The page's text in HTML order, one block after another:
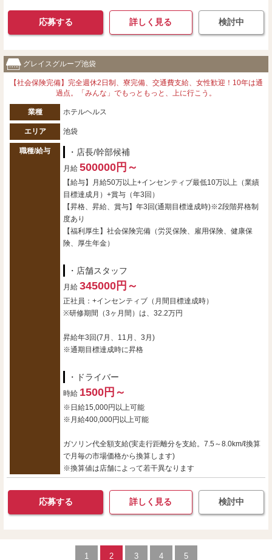
応募する 詳しく見る 検討中
グレイスグループ池袋
【社会保険完備】完全週休2日制、寮完備、交通費支給、女性歓迎！10年は通
過点。「みんな」でもっともっと、上に行こう。
業種 ホテルヘルス
エリア 池袋
職種/給与 ・店長/幹部候補
月給 500000円～
【給与】月給50万以上+インセンティブ最低10万以上（業績
目標達成月）+賞与（年3回）
【昇格、昇給、賞与】年3回(通期目標達成時)※2段階昇格制
度あり
【福利厚生】社会保険完備（労災保険、雇用保険、健康保
険、厚生年金）
・店舗スタッフ
月給 345000円～
正社員：+インセンティブ（月間目標達成時）
※研修期間（3ヶ月間）は、32.2万円
昇給年3回(7月、11月、3月)
※通期目標達成時に昇格
・ドライバー
時給 1500円～
※日給15,000円以上可能
※月給400,000円以上可能
ガソリン代全額支給(実走行距離分を支給。7.5～8.0km/ℓ換算
で月毎の市場価格から換算します)
※換算値は店舗によって若干異なります
応募する 詳しく見る 検討中
1 2 3 4 5